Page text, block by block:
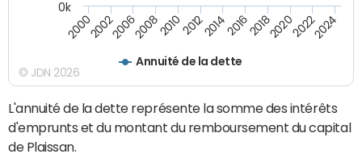
Annuité de la dette
200020022006200820102012201420162018202020222024
0k
© JDN 2026
L'annuité de la dette représente la somme des intérêts
d'emprunts et du montant du remboursement du capital
de Plaissan.